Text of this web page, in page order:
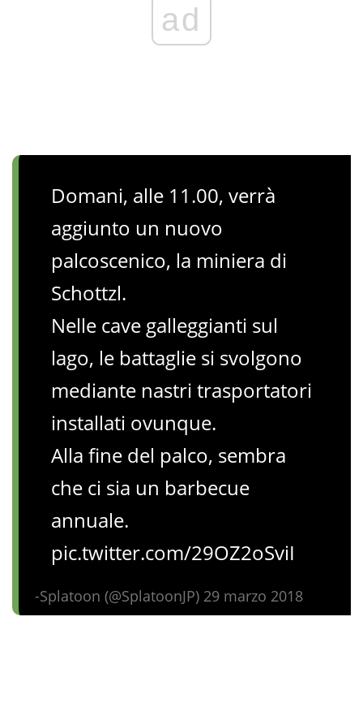
ad
Domani, alle 11.00, verrà
aggiunto un nuovo
palcoscenico, la miniera di
Schottzl.
Nelle cave galleggianti sul
lago, le battaglie si svolgono
mediante nastri trasportatori
installati ovunque.
Alla fine del palco, sembra
che ci sia un barbecue
annuale.
pic.twitter.com/29OZ2oSviI
-Splatoon (@SplatoonJP) 29 marzo 2018